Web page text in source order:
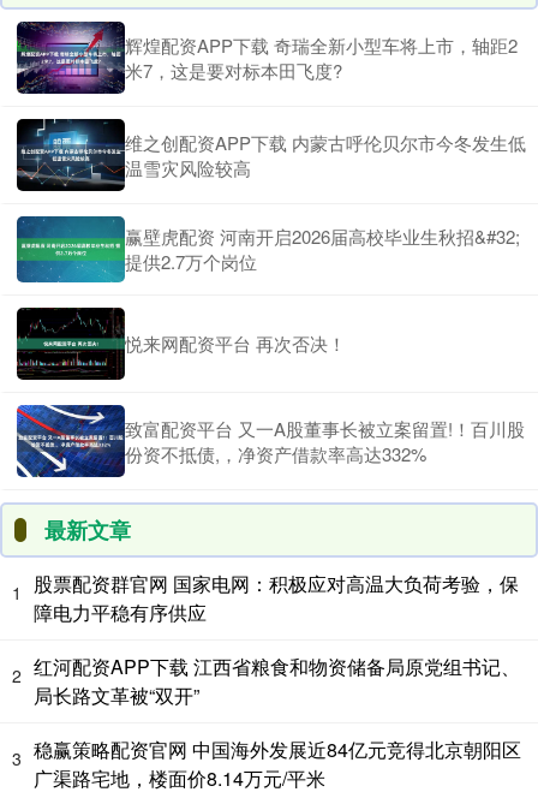
辉煌配资APP下载 奇瑞全新小型车将上市，轴距2
米7，这是要对标本田飞度?
维之创配资APP下载 内蒙古呼伦贝尔市今冬发生低
温雪灾风险较高
赢壁虎配资 河南开启2026届高校毕业生秋招&#32;
提供2.7万个岗位
悦来网配资平台 再次否决！
致富配资平台 又一A股董事长被立案留置!！百川股
份资不抵债,，净资产借款率高达332%
最新文章
1
股票配资群官网 国家电网：积极应对高温大负荷考验，保
障电力平稳有序供应
2 红河配资APP下载 江西省粮食和物资储备局原党组书记、
局长路文革被“双开”
3 稳赢策略配资官网 中国海外发展近84亿元竞得北京朝阳区
广渠路宅地，楼面价8.14万元/平米